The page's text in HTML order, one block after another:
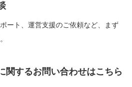
ート、運営支援のご依頼など、まず
関するお問い合わせはこちら